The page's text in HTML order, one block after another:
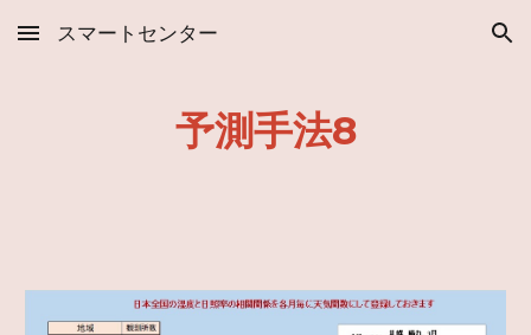
Skip to main content Skip to navigation
スマートセンター
予測手法8